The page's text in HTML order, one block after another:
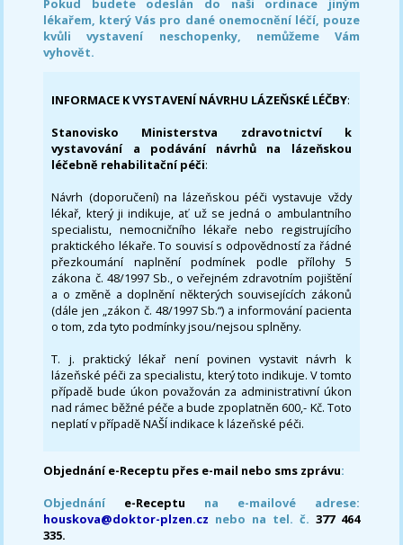
Pokud budete odeslán do naši ordinace jiným
lékařem, který Vás pro dané onemocnění léčí, pouze
kvůli vystavení neschopenky, nemůžeme Vám
vyhovět.
INFORMACE K VYSTAVENÍ NÁVRHU LÁZEŇSKÉ LÉČBY:
Stanovisko Ministerstva zdravotnictví k
vystavování a podávání návrhů na lázeňskou
léčebně rehabilitační péči:
Návrh (doporučení) na lázeňskou péči vystavuje vždy
lékař, který ji indikuje, ať už se jedná o ambulantního
specialistu, nemocničního lékaře nebo registrujícího
praktického lékaře. To souvisí s odpovědností za řádné
přezkoumání naplnění podmínek podle přílohy 5
zákona č. 48/1997 Sb., o veřejném zdravotním pojištění
a o změně a doplnění některých souvisejících zákonů
(dále jen „zákon č. 48/1997 Sb.“) a informování pacienta
o tom, zda tyto podmínky jsou/nejsou splněny.
T. j. praktický lékař není povinen vystavit návrh k
lázeňské péči za specialistu, který toto indikuje. V tomto
případě bude úkon považován za administrativní úkon
nad rámec běžné péče a bude zpoplatněn 600,- Kč. Toto
neplatí v případě NAŠÍ indikace k lázeňské péči.
Objednání e-Receptu přes e-mail nebo sms zprávu:
Objednání e-Receptu na e-mailové adrese:
houskova@doktor-plzen.cz nebo na tel. č. 377 464
335.